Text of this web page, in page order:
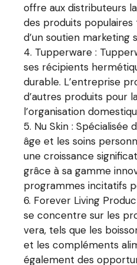
offre aux distributeurs
des produits
d’un soutien marketing
Tupperware :
ses récipients
durable. L’entreprise
d’autres produits pour
l’organisation
Nu Skin : Spécialisée
âge et les soins
une croissance
grâce à sa gamme
programmes incitatifs
Forever Living
se concentre sur les
vera, tels que les
et les compléments
également des